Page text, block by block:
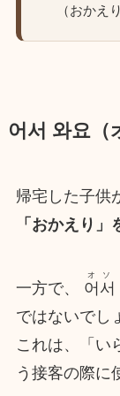
（おかえ
어서 와요（
帰宅した子供
「おかえり
一方で、 어서
オソ
ではないでし
これは、「い
う接客の際に